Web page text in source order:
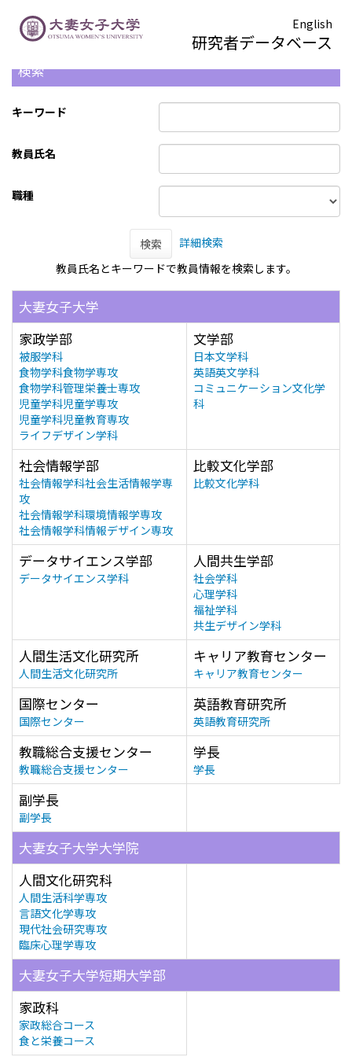
English
研究者データベース
検索
キーワード
教員氏名
職種
検索
詳細検索
教員氏名とキーワードで教員情報を検索します。
大妻女子大学
家政学部
被服学科
食物学科食物学専攻
食物学科管理栄養士専攻
児童学科児童学専攻
児童学科児童教育専攻
ライフデザイン学科
文学部
日本文学科
英語英文学科
コミュニケーション文化学
科
社会情報学部
社会情報学科社会生活情報学専
攻
社会情報学科環境情報学専攻
社会情報学科情報デザイン専攻
比較文化学部
比較文化学科
データサイエンス学部
データサイエンス学科
人間共生学部
社会学科
心理学科
福祉学科
共生デザイン学科
人間生活文化研究所
人間生活文化研究所
キャリア教育センター
キャリア教育センター
国際センター
国際センター
英語教育研究所
英語教育研究所
教職総合支援センター
教職総合支援センター
学長
学長
副学長
副学長
大妻女子大学大学院
人間文化研究科
人間生活科学専攻
言語文化学専攻
現代社会研究専攻
臨床心理学専攻
大妻女子大学短期大学部
家政科
家政総合コース
食と栄養コース